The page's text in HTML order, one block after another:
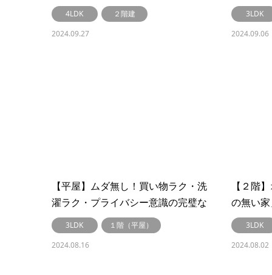
4LDK
２階建
2024.09.27
3LDK
2024.09.06
【平屋】ムダ無し！買い物ラク・洗
濯ラク・プライバシー意識の完璧な
平屋 ＃253
3LDK
１階（平屋）
2024.08.16
【２階
の無い
3LDK
2024.08.02